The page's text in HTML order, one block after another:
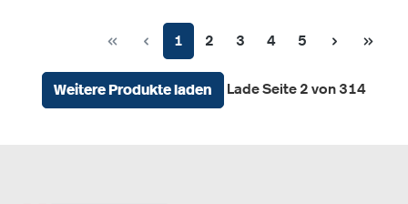
Seite
1 Seite
2 Seite
3 Seite
4 Seite
5
Weitere Produkte laden Lade Seite 2 von 314